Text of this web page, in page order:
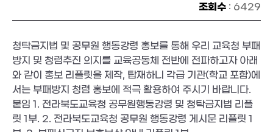
조회수 : 6429
청탁금지법 및 공무원 행동강령 홍보를 통해 우리 교육청 부패
방지 및 청렴추진 의지를 교육공동체 전반에 전파하고자 아래
와 같이 홍보 리플릿을 제작, 탑재하니 각급 기관(학교 포함)에
서는 부패방지 청렴 홍보에 적극 활용하여 주시기 바랍니다.
붙임 1. 전라북도교육청 공무원행동강령 및 청탁금지법 리플
릿 1부. 2. 전라북도교육청 공무원 행동강령 게시문 리플릿 1